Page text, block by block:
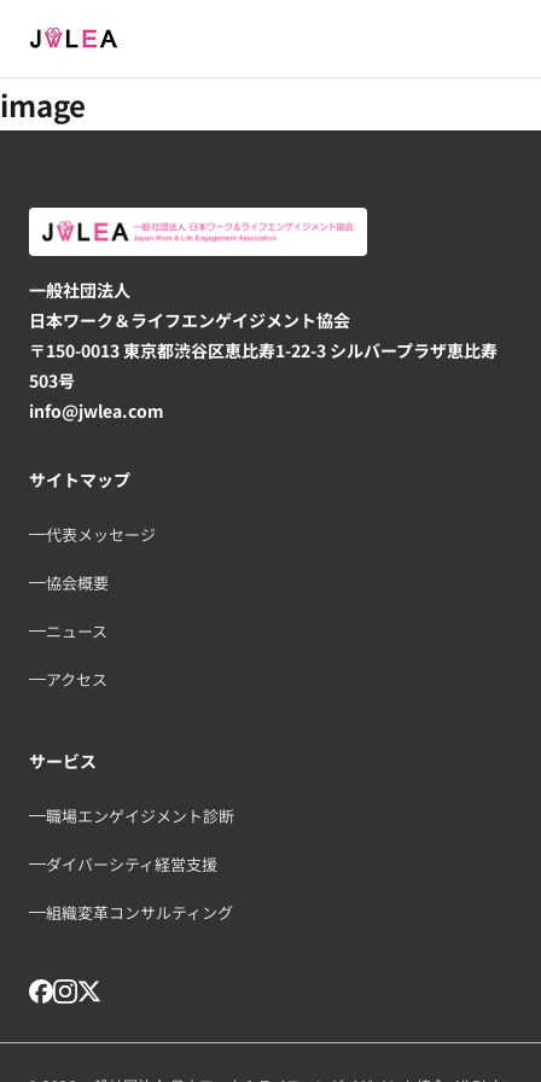
image
一般社団法人
日本ワーク＆ライフエンゲイジメント協会
〒150-0013 東京都渋谷区恵比寿1-22-3 シルバープラザ恵比寿
503号
info@jwlea.com
サイトマップ
代表メッセージ
協会概要
ニュース
アクセス
サービス
職場エンゲイジメント診断
ダイバーシティ経営支援
組織変革コンサルティング